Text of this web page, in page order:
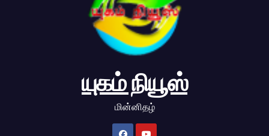
யுகம் நியூஸ்
மின்னிதழ்